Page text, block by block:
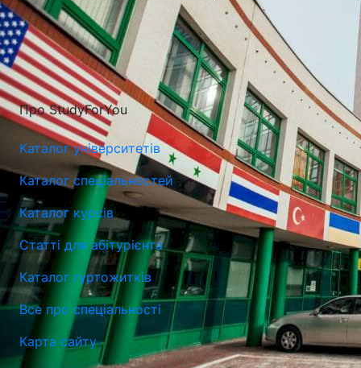
Люблiнська Політехніка (Люблінський Технічний
Університет)
Люблін, Польща
Про StudyForYou
Каталог університетів
Каталог спеціальностей
Каталог курсів
Статті для абітурієнта
Каталог гуртожитків
Все про спеціальності
Карта сайту